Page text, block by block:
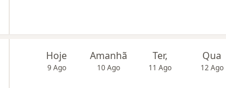
Hoje
9 Ago
Amanhã
10 Ago
Ter,
11 Ago
Qua
12 Ago